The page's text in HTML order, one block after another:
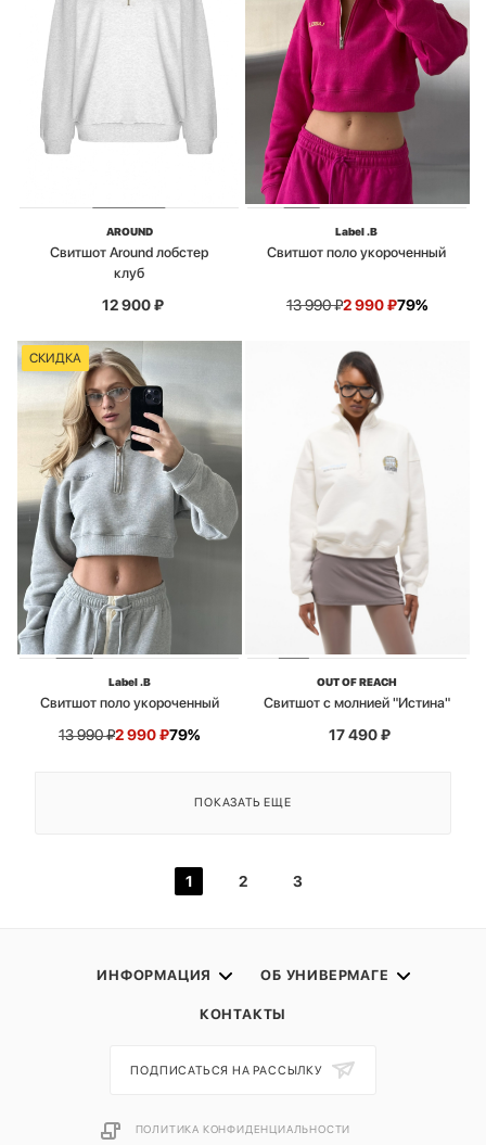
AROUND
Свитшот Around лобстер
клуб
12 900₽
Label .B
Свитшот поло укороченный
13 990₽2 990₽79%
СКИДКА
Label .B
Свитшот поло укороченный
13 990₽2 990₽79%
OUT OF REACH
Свитшот с молнией "Истина"
17 490₽
ПОКАЗАТЬ ЕЩЕ
1 2 3
ИНФОРМАЦИЯ ОБ УНИВЕРМАГЕ
КОНТАКТЫ
ПОДПИСАТЬСЯ НА РАССЫЛКУ
ПОЛИТИКА КОНФИДЕНЦИАЛЬНОСТИ